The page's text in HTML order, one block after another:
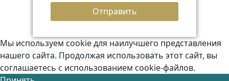
Мы используем cookie для наилучшего представления
нашего сайта. Продолжая использовать этот сайт, вы
соглашаетесь с использованием cookie-файлов.